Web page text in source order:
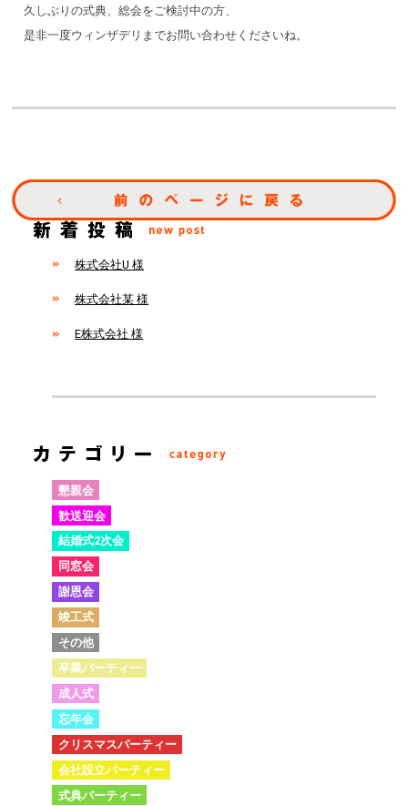
久しぶりの式典、総会をご検討中の方、
是非一度ウィンザデリまでお問い合わせくださいね。
株式会社U 様
株式会社某 様
E株式会社 様
懇親会
歓送迎会
結婚式2次会
同窓会
謝恩会
竣工式
その他
卒業パーティー
成人式
忘年会
クリスマスパーティー
会社設立パーティー
式典パーティー